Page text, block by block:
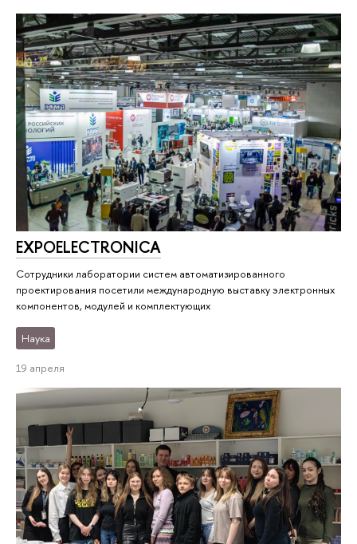
EXPOELECTRONICA
Сотрудники лаборатории систем автоматизированного
проектирования посетили международную выставку электронных
компонентов, модулей и комплектующих
Наука
19 апреля